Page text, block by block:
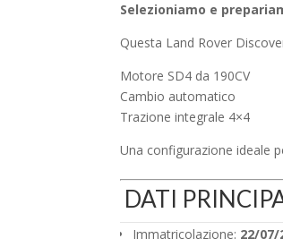
Selezioniamo e
Questa Land Rover
Motore SD4 da 190CV
Cambio automatico
Trazione integrale 4×4
Una configurazione ideale
DATI
Immatricolazione: 22/07/